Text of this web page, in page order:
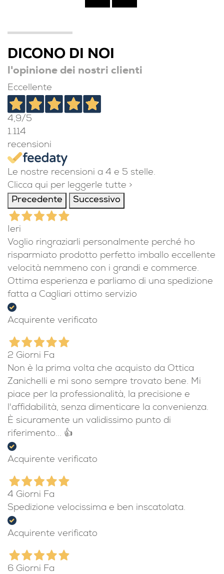
DICONO DI NOI
l'opinione dei nostri clienti
Eccellente
4,9/5
1.114
recensioni
Le nostre recensioni a 4 e 5 stelle.
Clicca qui per leggerle tutte >
Precedente
Successivo
Ieri
Voglio ringraziarli personalmente perché ho
risparmiato prodotto perfetto imballo eccellente
velocità nemmeno con i grandi e commerce.
Ottima esperienza e parliamo di una spedizione
fatta a Cagliari ottimo servizio
Acquirente verificato
2 Giorni Fa
Non è la prima volta che acquisto da Ottica
Zanichelli e mi sono sempre trovato bene. Mi
piace per la professionalità, la precisione e
l'affidabilità, senza dimenticare la convenienza.
È sicuramente un validissimo punto di
riferimento... 👍
Acquirente verificato
4 Giorni Fa
Spedizione velocissima e ben inscatolata.
Acquirente verificato
6 Giorni Fa